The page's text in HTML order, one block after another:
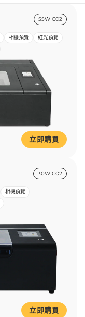
55W CO2
相機預覽
紅光預覽
立即購買
30W CO2
相機預覽
立即購買